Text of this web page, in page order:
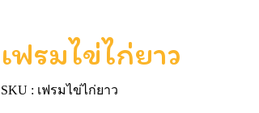
เฟรมไข่ไก่ยาว
SKU : เฟรมไข่ไก่ยาว